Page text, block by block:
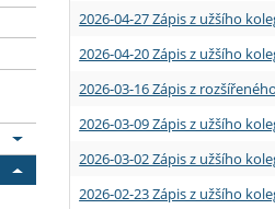
Absolventi fakulty
Vyjíždějící zaměstnanci
2026-04-27 Zápis z užšího
2026-04-20 Zápis z užšího
2026-03-16 Zápis z
2026-03-09 Zápis z užšího
2026-03-02 Zápis z užšího
2026-02-23 Zápis z užšího